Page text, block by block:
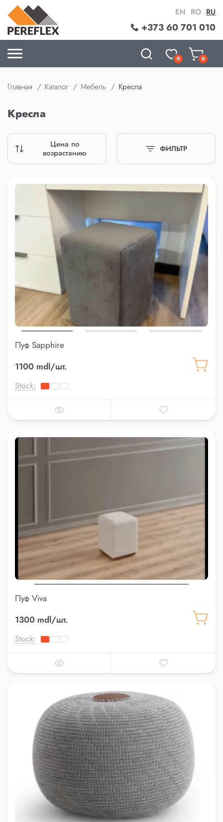
+373 60 701 010
EN RO RU
0 0
Главная Каталог Мебель Кресла
Кресла
Цена по
возрастанию
ФИЛЬТР
Пуф Sapphire
1100 mdl/шт.
Stock:
Пуф Viva
1300 mdl/шт.
Stock: